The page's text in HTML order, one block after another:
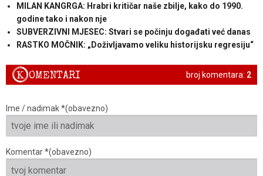
MILAN KANGRGA: Hrabri kritičar naše zbilje, kako do 1990.
godine tako i nakon nje
SUBVERZIVNI MJESEC: Stvari se počinju događati već danas
RASTKO MOČNIK: „Doživljavamo veliku historijsku regresiju“
broj komentara: 2
KOMENTARI
Ime / nadimak *(obavezno)
Komentar *(obavezno)